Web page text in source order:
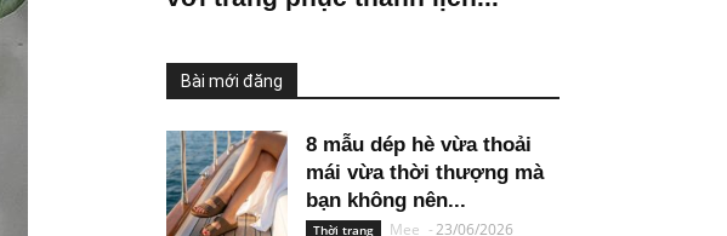
Bài mới đăng
8 mẫu dép hè vừa thoải
mái vừa thời thượng mà
bạn không nên...
Thời trang Mee -23/06/2026